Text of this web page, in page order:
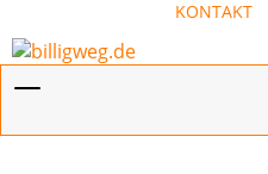
KONTAKT